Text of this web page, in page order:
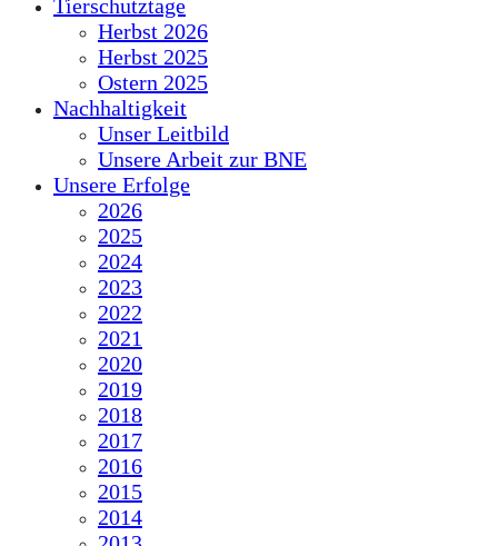
Tierschutztage
Herbst 2026
Herbst 2025
Ostern 2025
Nachhaltigkeit
Unser Leitbild
Unsere Arbeit zur BNE
Unsere Erfolge
2026
2025
2024
2023
2022
2021
2020
2019
2018
2017
2016
2015
2014